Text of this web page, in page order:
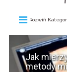
Rozwiń
Jak
metody